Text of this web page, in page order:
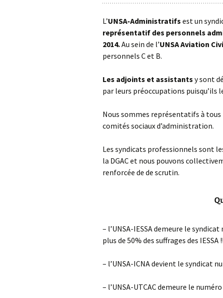
L’UNSA-Administratifs est un
représentatif des personnels
2014.Au sein de l’UNSA Aviation
personnels C et B.
Les adjoints et assistants y sont
par leurs préoccupations puisqu’ils
Nous sommes représentatifs à tous
comités sociaux d’administration.
Les syndicats professionnels sont
la DGAC et nous pouvons
renforcée de de scrutin.
– l’UNSA-IESSA demeure le
plus de 50% des suffrages des IESSA
– l’UNSA-ICNA devient le syndicat
– l’UNSA-UTCAC demeure le numéro